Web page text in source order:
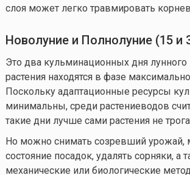
слоя может легко травмировать
Новолуние и Полнолуние (15 и
Это два кульминационных дня лунного
растения находятся в фазе
Поскольку адаптационные ресурсы
минимальны, среди растениеводов
такие дни лучше сами растения не
Но можно снимать созревший урожай,
состояние посадок, удалять сорняки, а
механические или биологические